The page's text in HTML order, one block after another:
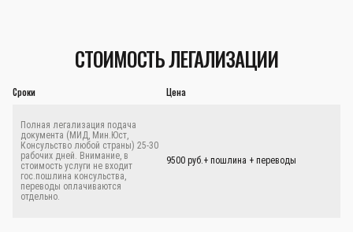
СТОИМОСТЬ ЛЕГАЛИЗАЦИИ
Сроки Цена
Полная легализация подача
документа (МИД, Мин.Юст,
Консульство любой страны) 25-30
рабочих дней. Внимание, в
стоимость услуги не входит
гос.пошлина консульства,
переводы оплачиваются
отдельно.
9500 руб.+ пошлина + переводы